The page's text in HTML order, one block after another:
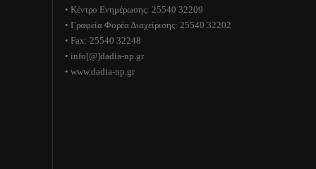
• Κέντρο Ενημέρωσης: 25540 32209
• Γραφεία Φορέα Διαχείρισης: 25540 32202
• Fax: 25540 32248
• info[@]dadia-np.gr
• www.dadia-np.gr